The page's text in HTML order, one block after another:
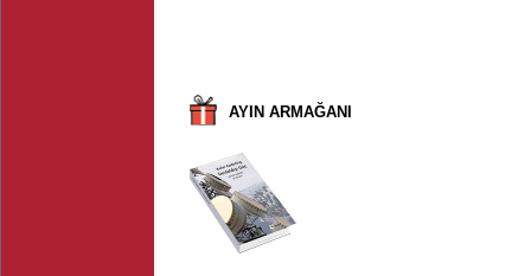
AYIN ARMAĞANI